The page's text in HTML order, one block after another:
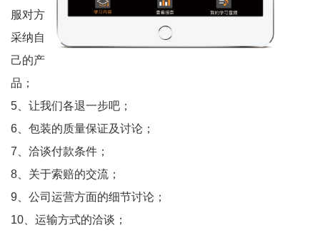
服对方
采纳自
己的产
品；
5、让我们各退一步吧；
6、包装的质量保证及讨论；
7、洽谈付款条件；
8、关于索赔的交流；
9、公司运营方面的细节讨论；
10、运输方式的洽谈；